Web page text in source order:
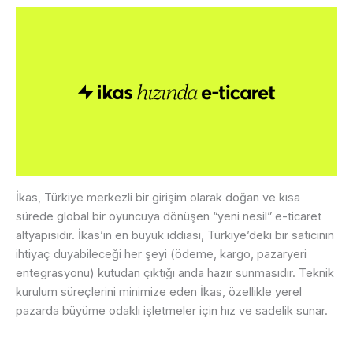
İkas, Türkiye merkezli bir girişim olarak doğan ve kısa
sürede global bir oyuncuya dönüşen “yeni nesil” e-ticaret
altyapısıdır. İkas’ın en büyük iddiası, Türkiye’deki bir satıcının
ihtiyaç duyabileceği her şeyi (ödeme, kargo, pazaryeri
entegrasyonu) kutudan çıktığı anda hazır sunmasıdır. Teknik
kurulum süreçlerini minimize eden İkas, özellikle yerel
pazarda büyüme odaklı işletmeler için hız ve sadelik sunar.